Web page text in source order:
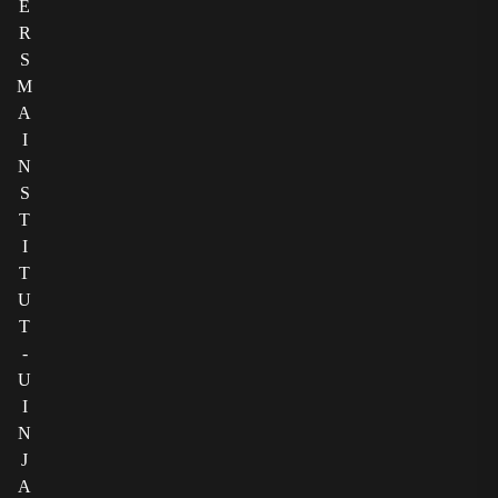
E
R
S
M
A
I
N
S
T
I
T
U
T
-
U
I
N
J
A